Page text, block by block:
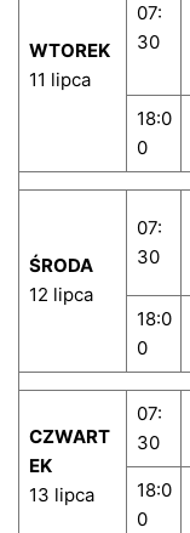
WTOREK
11 lipca
07:
30
18:0
0
ŚRODA
12 lipca
07:
30
18:0
0
CZWART
EK
13 lipca
07:
30
18:0
0